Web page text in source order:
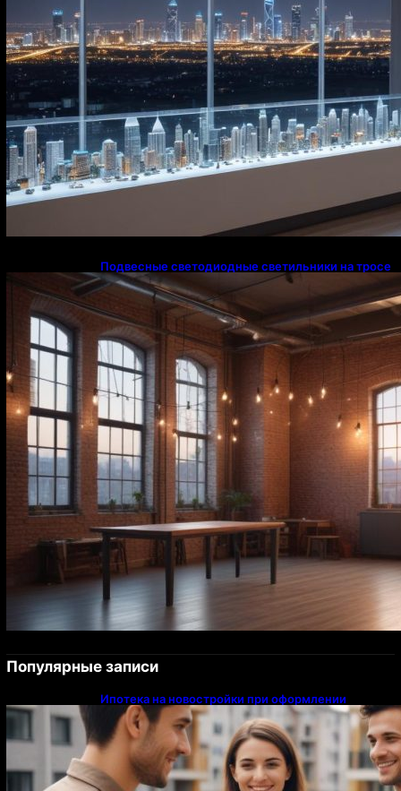
Подвесные светодиодные светильники на тросе
Популярные записи
Ипотека на новостройки при оформлении
напрямую у застройщика